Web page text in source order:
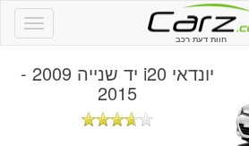
חוות דעת רכב
יונדאי i20 יד שנייה 2009 -
2015